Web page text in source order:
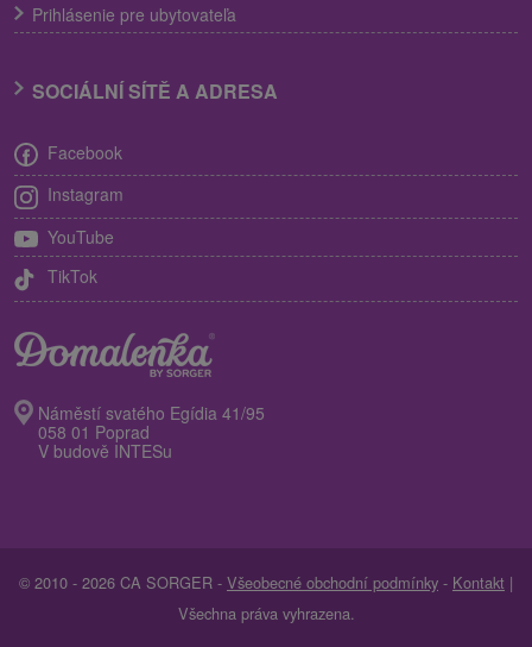
Prihlásenie pre ubytovateľa
SOCIÁLNÍ SÍTĚ A ADRESA
Facebook
Instagram
YouTube
TikTok
Náměstí svatého Egídia 41/95
058 01 Poprad
V budově INTESu
© 2010 - 2026 CA SORGER - Všeobecné obchodní podmínky - Kontakt |
Všechna práva vyhrazena.